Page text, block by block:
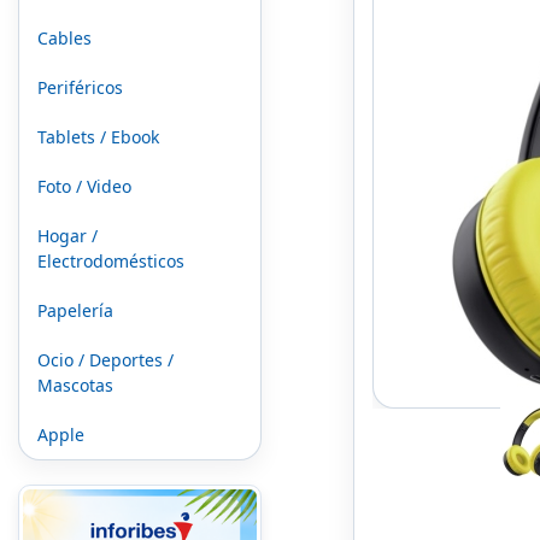
Cables
Periféricos
Tablets / Ebook
Foto / Video
Hogar /
Electrodomésticos
Papelería
Ocio / Deportes /
Mascotas
Apple